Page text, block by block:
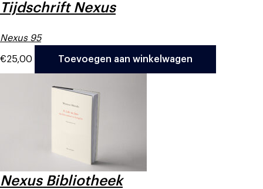
Tijdschrift Nexus
Nexus 95
€25,00 Toevoegen aan winkelwagen
Nexus Bibliotheek